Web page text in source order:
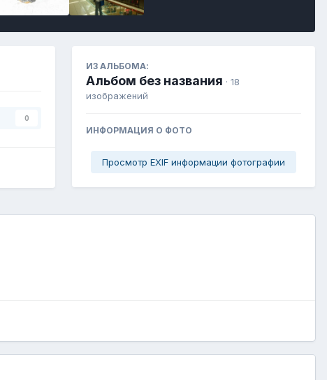
0
ИЗ АЛЬБОМА:
Альбом без названия · 18
изображений
ИНФОРМАЦИЯ О ФОТО
Просмотр EXIF информации фотографии